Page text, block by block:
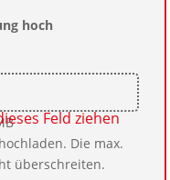
hoch
Die max.
überschreiten.